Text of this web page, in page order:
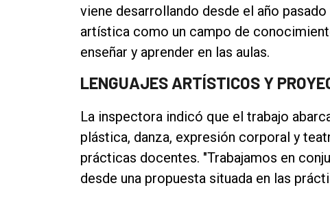
viene desarrollando desde el año
artística como un campo de
enseñar y aprender en las aulas.
LENGUAJES ARTÍSTICOS Y
La inspectora indicó que el trabajo
plástica, danza, expresión corporal y
prácticas docentes. "Trabajamos en
desde una propuesta situada en las